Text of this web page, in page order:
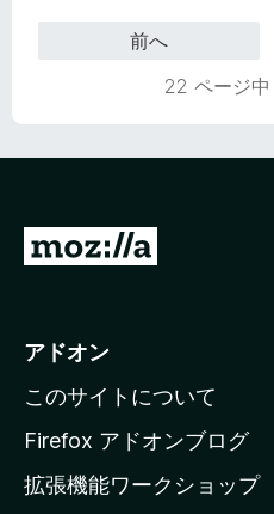
前へ
22 ページ
M
i
l
a
ホ
アドオン
このサイトについて
Firefox アドオンブログ
拡張機能ワークショップ